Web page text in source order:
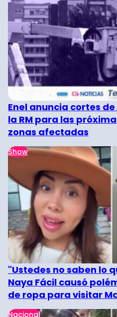
Enel anuncia cortes
la RM para las
zonas afectadas
Show
"Ustedes no saben lo
Naya Fácil causó
de ropa para visitar
Nacional